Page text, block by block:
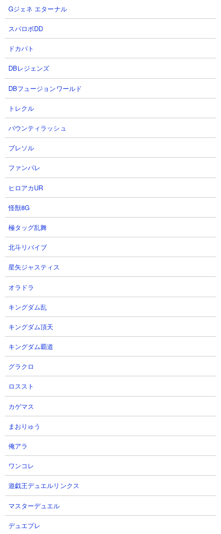
２．王子様の出てくる森 半魚人や番長を使った攻
略
【出撃メンバー】
【攻略概要】
「hiro」さんの攻略動画です。ノーアイテム＆ノーにゃんコンボ。
編成はモヒカン2種、ゴム2種、半魚人、番長、クエスト、ミーニ
ャ、宮木武蔵、ウルルンを組んで挑んでいます。量産壁を4枚用意
して、半魚人は呪いを気にせず殴るアタッカー、残りは古代の呪
いに耐性を持ったキャラを中心にして妨害を行っています。吹っ
飛ばしや攻撃力低下妨害が活きていて、前線をほとんど下げない
ままに押し込んでクリアしています。
３．王子様の出てくる森 タコつぼやカメラマンを
使った攻略
【出撃メンバー】
【攻略概要】
「ゲーミング」さんの攻略動画です。アイテムはネコボンとスニ
Gジェネ エターナル
スパロボDD
ドカバト
DBレジェンズ
DBフュージョンワールド
トレクル
バウンティラッシュ
ブレソル
ファンパレ
ヒロアカUR
怪獣8G
極タッグ乱舞
北斗リバイブ
星矢ジャスティス
オラドラ
キングダム乱
キングダム頂天
キングダム覇道
グラクロ
ロススト
カゲマス
まおりゅう
俺アラ
ワンコレ
遊戯王デュエルリンクス
マスターデュエル
デュエプレ